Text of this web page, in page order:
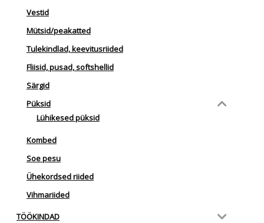
Vestid
Mütsid/peakatted
Tulekindlad, keevitusriided
Fliisid, pusad, softshellid
Särgid
Püksid
Lühikesed püksid
Kombed
Soe pesu
Ühekordsed riided
Vihmariided
TÖÖKINDAD